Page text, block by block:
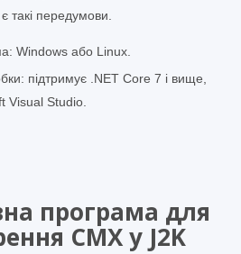
такі передумови.
Windows або Linux.
підтримує .NET Core 7 і вище,
Visual Studio.
програма для
CMX у J2K